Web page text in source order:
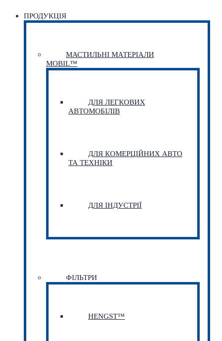
ПРОДУКЦІЯ
МАСТИЛЬНІ МАТЕРІАЛИ
MOBIL™
ДЛЯ ЛЕГКОВИХ
АВТОМОБІЛІВ
ДЛЯ КОМЕРЦІЙНИХ АВТО
ТА ТЕХНІКИ
ДЛЯ ІНДУСТРІЇ
ФІЛЬТРИ
HENGST™